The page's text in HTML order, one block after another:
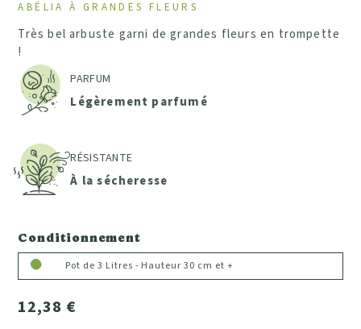
ABÉLIA À GRANDES FLEURS
Très bel arbuste garni de grandes fleurs en trompette
!
PARFUM
Légèrement parfumé
RÉSISTANTE
À la sécheresse
Conditionnement
Pot de 3 Litres - Hauteur 30 cm et +
12,38 €